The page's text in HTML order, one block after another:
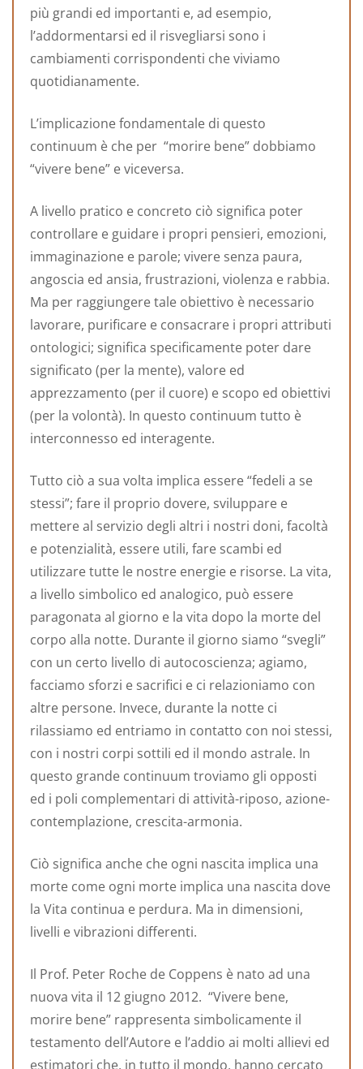
più grandi ed importanti e, ad esempio,
l’addormentarsi ed il risvegliarsi sono i
cambiamenti corrispondenti che viviamo
quotidianamente.
L’implicazione fondamentale di questo
continuum è che per “morire bene” dobbiamo
“vivere bene” e viceversa.
A livello pratico e concreto ciò significa poter
controllare e guidare i propri pensieri, emozioni,
immaginazione e parole; vivere senza paura,
angoscia ed ansia, frustrazioni, violenza e rabbia.
Ma per raggiungere tale obiettivo è necessario
lavorare, purificare e consacrare i propri attributi
ontologici; significa specificamente poter dare
significato (per la mente), valore ed
apprezzamento (per il cuore) e scopo ed obiettivi
(per la volontà). In questo continuum tutto è
interconnesso ed interagente.
Tutto ciò a sua volta implica essere “fedeli a se
stessi”; fare il proprio dovere, sviluppare e
mettere al servizio degli altri i nostri doni, facoltà
e potenzialità, essere utili, fare scambi ed
utilizzare tutte le nostre energie e risorse. La vita,
a livello simbolico ed analogico, può essere
paragonata al giorno e la vita dopo la morte del
corpo alla notte. Durante il giorno siamo “svegli”
con un certo livello di autocoscienza; agiamo,
facciamo sforzi e sacrifici e ci relazioniamo con
altre persone. Invece, durante la notte ci
rilassiamo ed entriamo in contatto con noi stessi,
con i nostri corpi sottili ed il mondo astrale. In
questo grande continuum troviamo gli opposti
ed i poli complementari di attività-riposo, azione-
contemplazione, crescita-armonia.
Ciò significa anche che ogni nascita implica una
morte come ogni morte implica una nascita dove
la Vita continua e perdura. Ma in dimensioni,
livelli e vibrazioni differenti.
Il Prof. Peter Roche de Coppens è nato ad una
nuova vita il 12 giugno 2012. “Vivere bene,
morire bene” rappresenta simbolicamente il
testamento dell’Autore e l’addio ai molti allievi ed
estimatori che, in tutto il mondo, hanno cercato